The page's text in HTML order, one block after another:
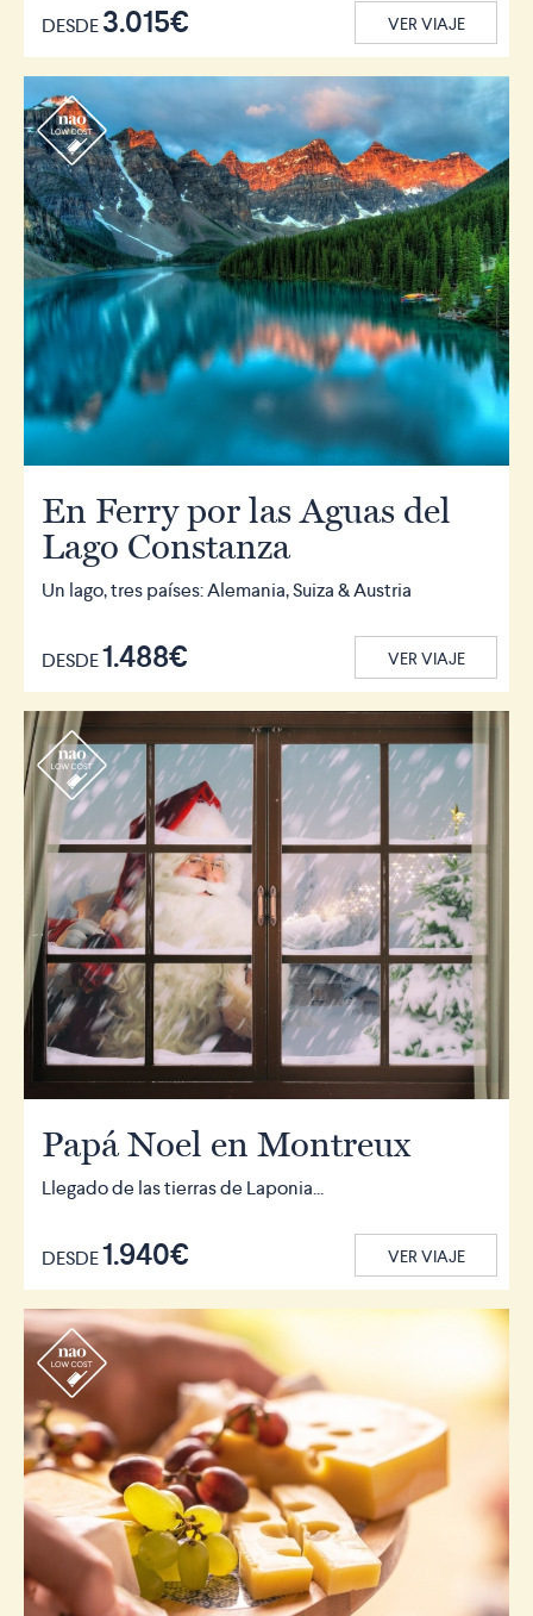
DESDE3.015€ VER VIAJE
r
En Ferry por las Aguas del
Lago Constanza
Un lago, tres países: Alemania, Suiza & Austria
DESDE1.488€ VER VIAJE
r
Papá Noel en Montreux
Llegado de las tierras de Laponia...
DESDE1.940€ VER VIAJE
r